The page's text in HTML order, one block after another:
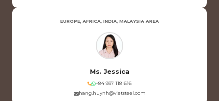
EUROPE, AFRICA, INDIA, MALAYSIA AREA
Ms. Jessica
+84 937 118 616
hang.huynh@vietsteel.com